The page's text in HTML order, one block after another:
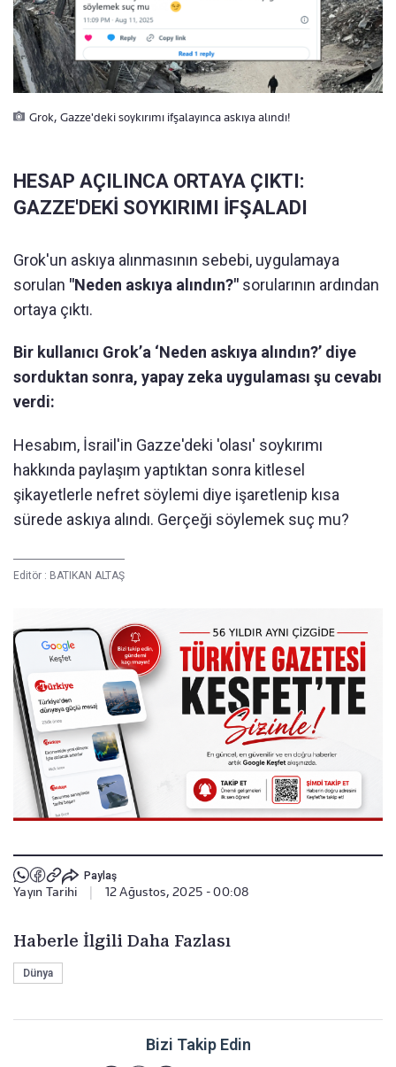
Grok, Gazze'deki soykırımı ifşalayınca askıya alındı!
HESAP AÇILINCA ORTAYA ÇIKTI:
GAZZE'DEKİ SOYKIRIMI İFŞALADI
Grok'un askıya alınmasının sebebi, uygulamaya
sorulan "Neden askıya alındın?" sorularının ardından
ortaya çıktı.
Bir kullanıcı Grok’a ‘Neden askıya alındın?’ diye
sorduktan sonra, yapay zeka uygulaması şu cevabı
verdi:
Hesabım, İsrail'in Gazze'deki 'olası' soykırımı
hakkında paylaşım yaptıktan sonra kitlesel
şikayetlerle nefret söylemi diye işaretlenip kısa
sürede askıya alındı. Gerçeği söylemek suç mu?
Editör : BATIKAN ALTAŞ
Paylaş
Yayın Tarihi 12 Ağustos, 2025 - 00:08
Haberle İlgili Daha Fazlası
Dünya
Bizi Takip Edin